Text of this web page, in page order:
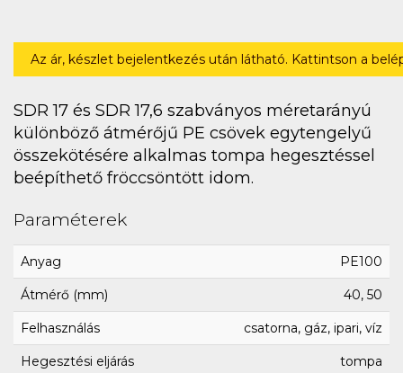
Az ár, készlet bejelentkezés után látható. Kattintson a
SDR 17 és SDR 17,6 szabványos méretarányú
különböző átmérőjű PE csövek egytengelyű
összekötésére alkalmas tompa hegesztéssel
beépíthető fröccsöntött idom.
Paraméterek
Anyag PE100
Átmérő (mm) 40, 50
Felhasználás csatorna, gáz, ipari, víz
Hegesztési eljárás tompa